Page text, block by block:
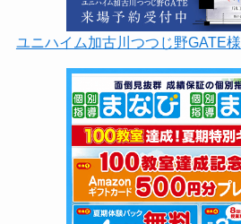
ユニハイム加古川つつじ野GATE様